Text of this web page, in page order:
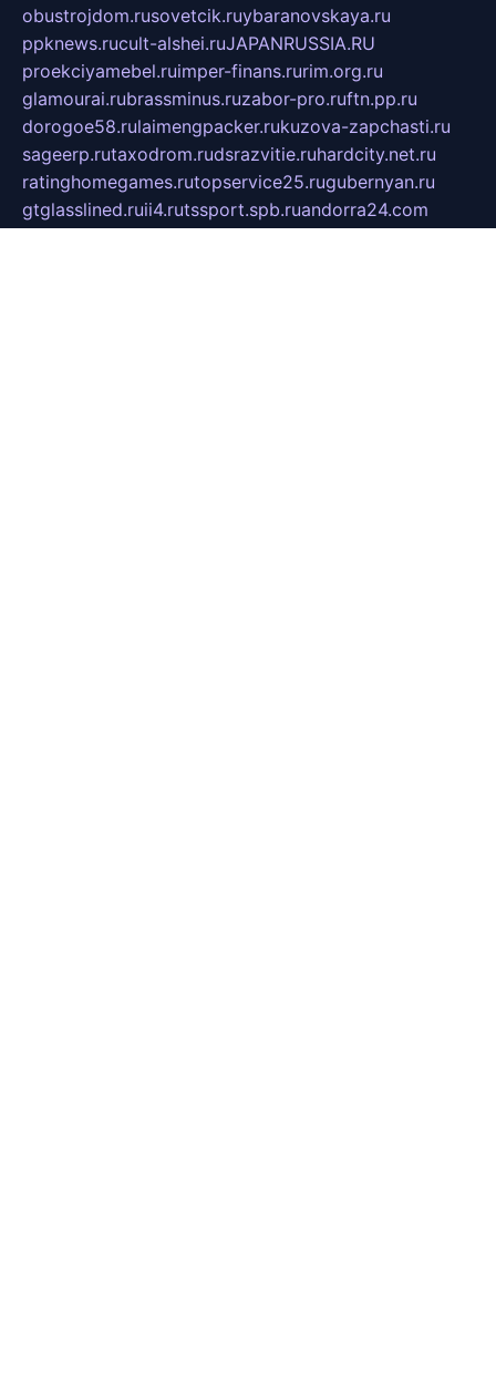
obustrojdom.rusovetcik.ruybaranovskaya.ru
ppknews.rucult-alshei.ruJAPANRUSSIA.RU
proekciyamebel.ruimper-finans.rurim.org.ru
glamourai.rubrassminus.ruzabor-pro.ruftn.pp.ru
dorogoe58.rulaimengpacker.rukuzova-zapchasti.ru
sageerp.rutaxodrom.rudsrazvitie.ruhardcity.net.ru
ratinghomegames.rutopservice25.rugubernyan.ru
gtglasslined.ruii4.rutssport.spb.ruandorra24.com